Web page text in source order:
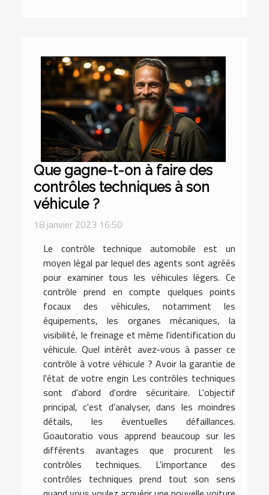
Que gagne-t-on à faire des
contrôles techniques à son
véhicule ?
18 janvier 2023 16:50
Le contrôle technique automobile est un
moyen légal par lequel des agents sont agréés
pour examiner tous les véhicules légers. Ce
contrôle prend en compte quelques points
focaux des véhicules, notamment les
équipements, les organes mécaniques, la
visibilité, le freinage et même l'identification du
véhicule. Quel intérêt avez-vous à passer ce
contrôle à votre véhicule ? Avoir la garantie de
l'état de votre engin Les contrôles techniques
sont d'abord d'ordre sécuritaire. L'objectif
principal, c'est d'analyser, dans les moindres
détails, les éventuelles défaillances.
Goautoratio vous apprend beaucoup sur les
différents avantages que procurent les
contrôles techniques. L'importance des
contrôles techniques prend tout son sens